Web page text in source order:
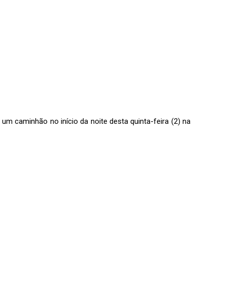
caminhão no início da noite desta quinta-feira (2) na